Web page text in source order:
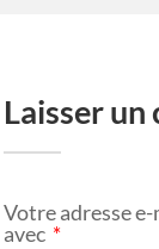
Laisser
Votre adresse
avec *